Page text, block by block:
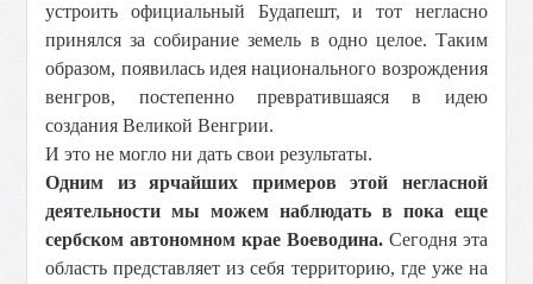
устроить официальный Будапешт, и тот негласно
принялся за собирание земель в одно целое. Таким
образом, появилась идея национального возрождения
венгров, постепенно превратившаяся в идею
создания Великой Венгрии.
И это не могло ни дать свои результаты.
Одним из ярчайших примеров этой негласной
деятельности мы можем наблюдать в пока еще
сербском автономном крае Воеводина.Сегодня эта
область представляет из себя территорию, где уже на